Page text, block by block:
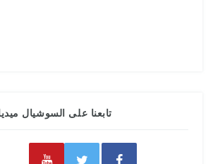
تابعنا على السوشيال